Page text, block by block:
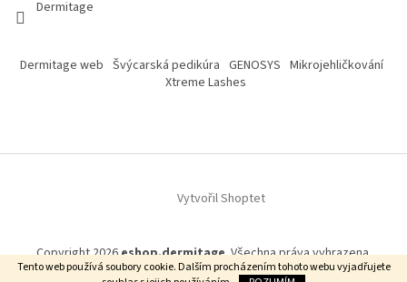
Tento web používá soubory cookie. Dalším procházením tohoto webu vyjadřujete
Dermitage
Dermitage web Švýcarská pedikúra GENOSYS Mikrojehličkování
Xtreme Lashes
Vytvořil Shoptet
Copyright 2026eshop.dermitage. Všechna práva vyhrazena.